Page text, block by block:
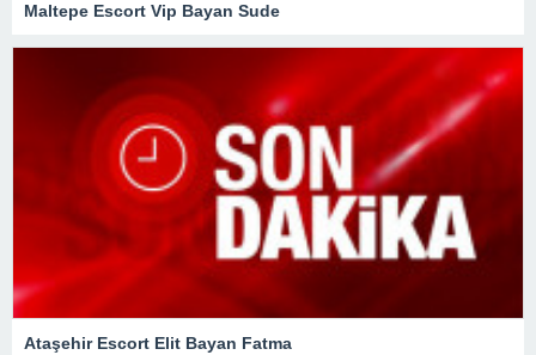
Maltepe Escort Vip Bayan Sude
Ataşehir Escort Elit Bayan Fatma